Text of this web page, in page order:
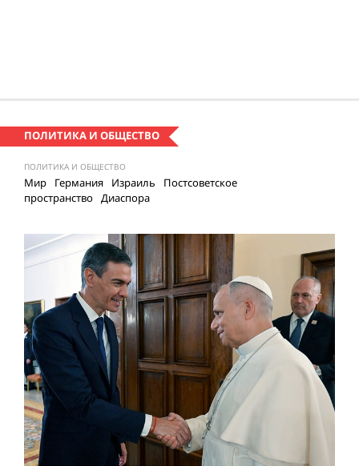
ПОЛИТИКА И ОБЩЕСТВО
ПОЛИТИКА И ОБЩЕСТВО
Мир Германия Израиль
Постсоветское
пространство Диаспора